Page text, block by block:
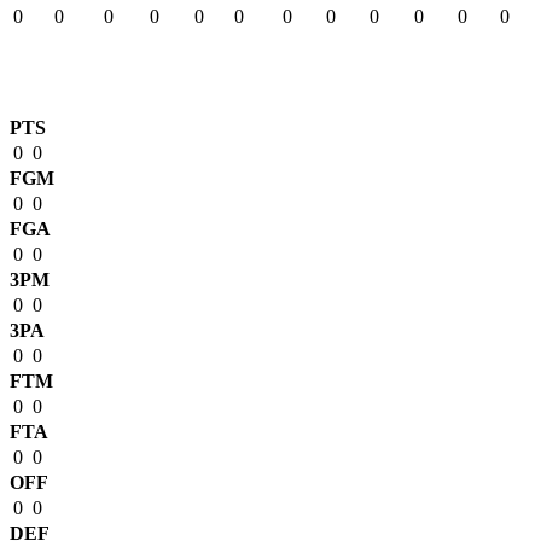
0
0 0 0 0 0 0 0 0 0 0 0
PTS
0 0
FGM
0 0
FGA
0 0
3PM
0 0
3PA
0 0
FTM
0 0
FTA
0 0
OFF
0 0
DEF